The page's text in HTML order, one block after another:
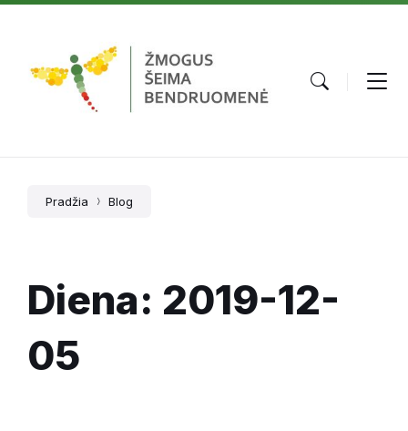
Skip
Skip
Skip
Pradžia Blog
Diena: 2019-12-
05